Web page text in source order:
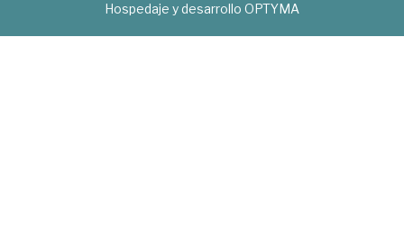
Hospedaje y desarrollo OPTYMA